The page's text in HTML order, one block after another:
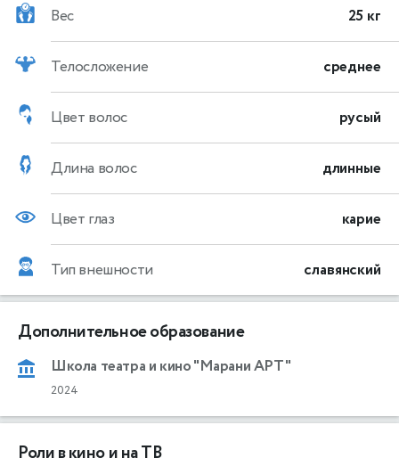
Вес 25 кг
Телосложение среднее
Цвет волос русый
Длина волос длинные
Цвет глаз карие
Тип внешности славянский
Дополнительное образование
Школа театра и кино "Марани АРТ"
2024
Роли в кино и на ТВ